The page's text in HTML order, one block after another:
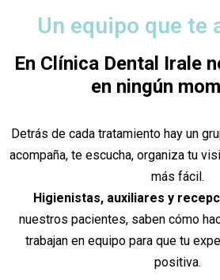
Un equipo que te
En Clínica Dental Irale
en ningún
Detrás de cada tratamiento hay un
acompaña, te escucha, organiza tu
más fácil.
Higienistas, auxiliares y
nuestros pacientes, saben cómo
trabajan en equipo para que tu
positiva.